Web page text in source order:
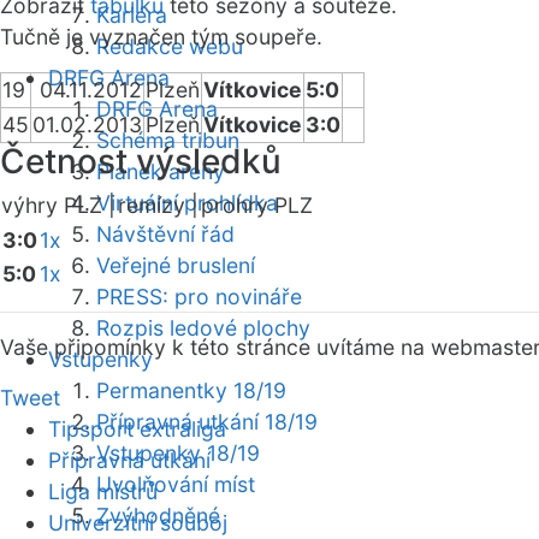
Kariéra
Redakce webu
DRFG Arena
DRFG Arena
Schéma tribun
Plánek areny
Virtuální prohlídka
Návštěvní řád
Veřejné bruslení
PRESS: pro novináře
Rozpis ledové plochy
Vstupenky
Permanentky 18/19
Přípravná utkání 18/19
Vstupenky 18/19
Uvolňování míst
Zvýhodněné
Zobrazit tabulku této sezóny a soutěže.
Tučně je vyznačen tým soupeře.
19 04.11.2012PlzeňVítkovice 5:0
45 01.02.2013PlzeňVítkovice 3:0
Četnost výsledků
výhry PLZ |remízy |prohry PLZ
3:01x
5:01x
Vaše připomínky k této stránce uvítáme na webmaster
Tweet
Tipsport extraliga
Přípravná utkání
Liga mistrů
Univerzitní souboj